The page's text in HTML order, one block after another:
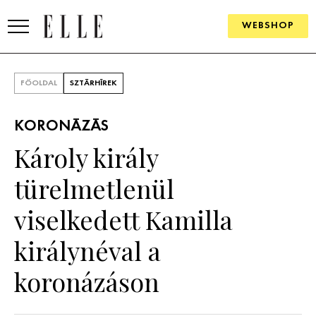
WEBSHOP
SZÉPSÉG
PSZICHÉ
ÉLETMÓD
FŐOLDAL SZTÁRHÍREK
KORONÁZÁS
Károly király
türelmetlenül
viselkedett Kamilla
királynéval a
koronázáson